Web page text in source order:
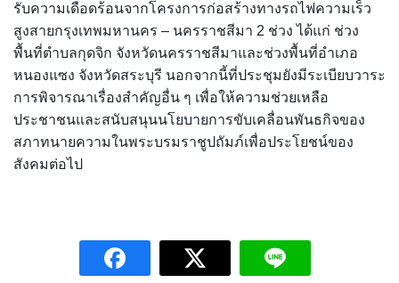
รับความเดือดร้อนจากโครงการก่อสร้างทางรถไฟความเร็ว
สูงสายกรุงเทพมหานคร – นครราชสีมา 2 ช่วง ได้แก่ ช่วง
พื้นที่ตำบลกุดจิก จังหวัดนครราชสีมาและช่วงพื้นที่อำเภอ
หนองแซง จังหวัดสระบุรี นอกจากนี้ที่ประชุมยังมีระเบียบวาระ
การพิจารณาเรื่องสำคัญอื่น ๆ เพื่อให้ความช่วยเหลือ
ประชาชนและสนับสนุนนโยบายการขับเคลื่อนพันธกิจของ
สภาทนายความในพระบรมราชูปถัมภ์เพื่อประโยชน์ของ
สังคมต่อไป